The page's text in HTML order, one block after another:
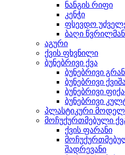
ნანგის რიფი
კენჭი
ფსევდო
ბაღი
აგური
ქვის ფხვნილი
ბუნებრივი ქვა
ბუნებრივი
ბუნებრივი
ბუნებრივი
ბუნებრივი
პლასტიკური
მოჩუქურთმებული
ქვის ფარანი
შადრევანი